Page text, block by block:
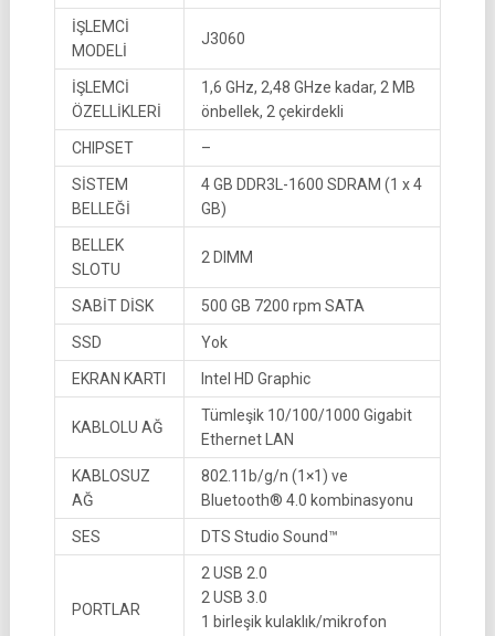
İŞLEMCİ
MODELİ
J3060
İŞLEMCİ
ÖZELLİKLERİ
1,6 GHz, 2,48 GHze kadar, 2 MB
önbellek, 2 çekirdekli
CHIPSET –
SİSTEM
BELLEĞİ
4 GB DDR3L-1600 SDRAM (1 x 4
GB)
BELLEK
SLOTU
2 DIMM
SABİT DİSK 500 GB 7200 rpm SATA
SSD Yok
EKRAN KARTI Intel HD Graphic
KABLOLU AĞ
Tümleşik 10/100/1000 Gigabit
Ethernet LAN
KABLOSUZ
AĞ
802.11b/g/n (1×1) ve
Bluetooth® 4.0 kombinasyonu
SES DTS Studio Sound™
PORTLAR
2 USB 2.0
2 USB 3.0
1 birleşik kulaklık/mikrofon